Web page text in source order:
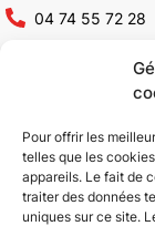
Pour offrir les
telles que les
appareils. Le fait de
traiter des données
uniques sur ce site.
04 74 55 72 28
Qui sommes-nous
Conception &